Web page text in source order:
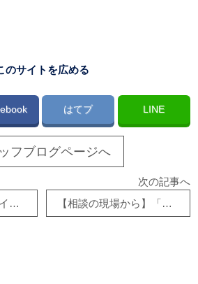
のサイトを広める
はてブ LINE
フブログページへ
ヒロシマワークスタイルカンファレンスに参加しました！
次の記事へ
【相談の現場から】「職場環境の改善」に使える助成金はありますか？